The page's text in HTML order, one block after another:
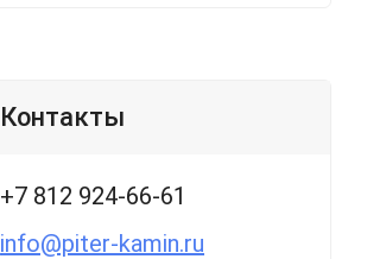
Контакты
+7 812 924-66-61
info@piter-kamin.ru